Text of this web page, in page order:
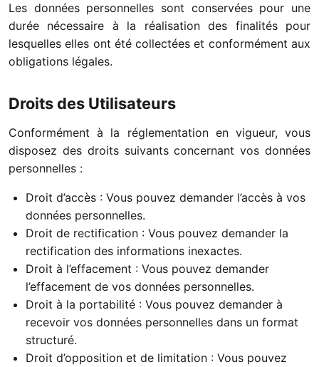
Les données personnelles sont conservées pour une
durée nécessaire à la réalisation des finalités pour
lesquelles elles ont été collectées et conformément aux
obligations légales.
Droits des Utilisateurs
Conformément à la réglementation en vigueur, vous
disposez des droits suivants concernant vos données
personnelles :
Droit d’accès : Vous pouvez demander l’accès à vos
données personnelles.
Droit de rectification : Vous pouvez demander la
rectification des informations inexactes.
Droit à l’effacement : Vous pouvez demander
l’effacement de vos données personnelles.
Droit à la portabilité : Vous pouvez demander à
recevoir vos données personnelles dans un format
structuré.
Droit d’opposition et de limitation : Vous pouvez